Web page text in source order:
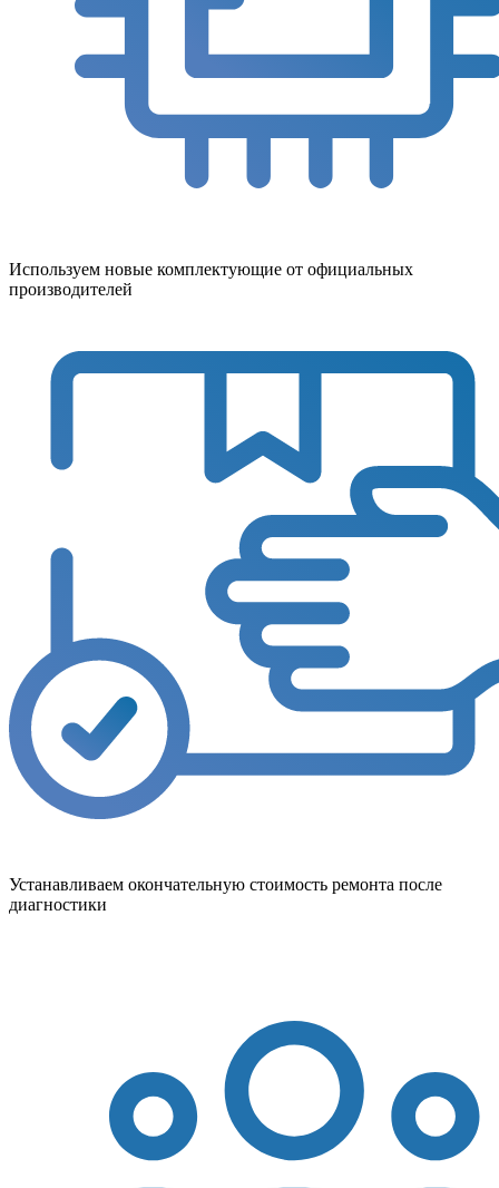
Используем новые комплектующие от официальных
производителей
Устанавливаем окончательную стоимость ремонта после
диагностики